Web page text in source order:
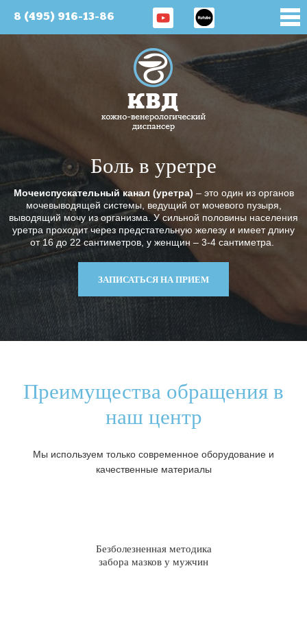
8 (495) 916-13-86
Боль в уретре
Мочеиспускательный канал (уретра) – это один из органов
мочевыводящей системы, ведущий от мочевого пузыря,
выводящий мочу из организма. У сильной половины населения
уретра проходит через предстательную железу и имеет длину
от 16 до 22 сантиметров, у женщин – 3-4 сантиметра.
ЗАПИСАТЬСЯ НА ПРИЕМ
Преимущества обращения в
наш центр
Мы используем только современное оборудование и
качественные материалы
Безболезненная методика
забора мазков у мужчин